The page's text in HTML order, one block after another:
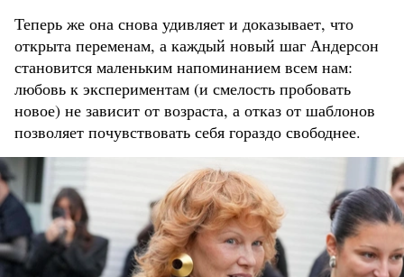
Теперь же она снова удивляет и доказывает, что
открыта переменам, а каждый новый шаг Андерсон
становится маленьким напоминанием всем нам:
любовь к экспериментам (и смелость пробовать
новое) не зависит от возраста, а отказ от шаблонов
позволяет почувствовать себя гораздо свободнее.